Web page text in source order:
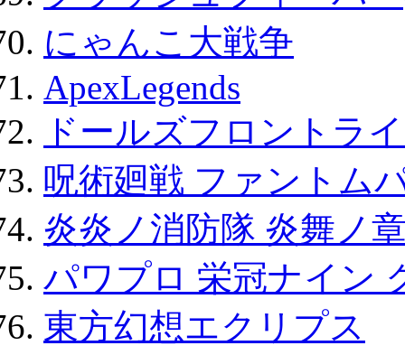
にゃんこ大戦争
ApexLegends
ドールズフロントラ
呪術廻戦 ファントム
炎炎ノ消防隊 炎舞ノ
パワプロ 栄冠ナイン
東方幻想エクリプス